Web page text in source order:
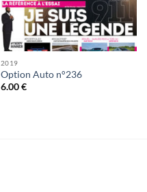
2019
Option Auto n°236
6.00€